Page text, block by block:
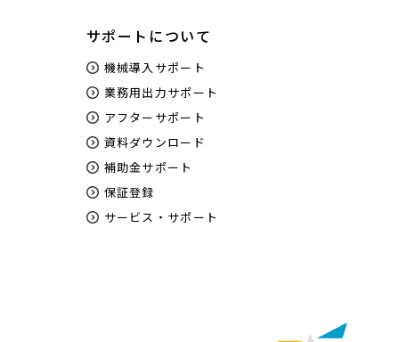
サポートについて
機械導入サポート
業務用出力サポート
アフターサポート
資料ダウンロード
補助金サポート
保証登録
サービス・サポート